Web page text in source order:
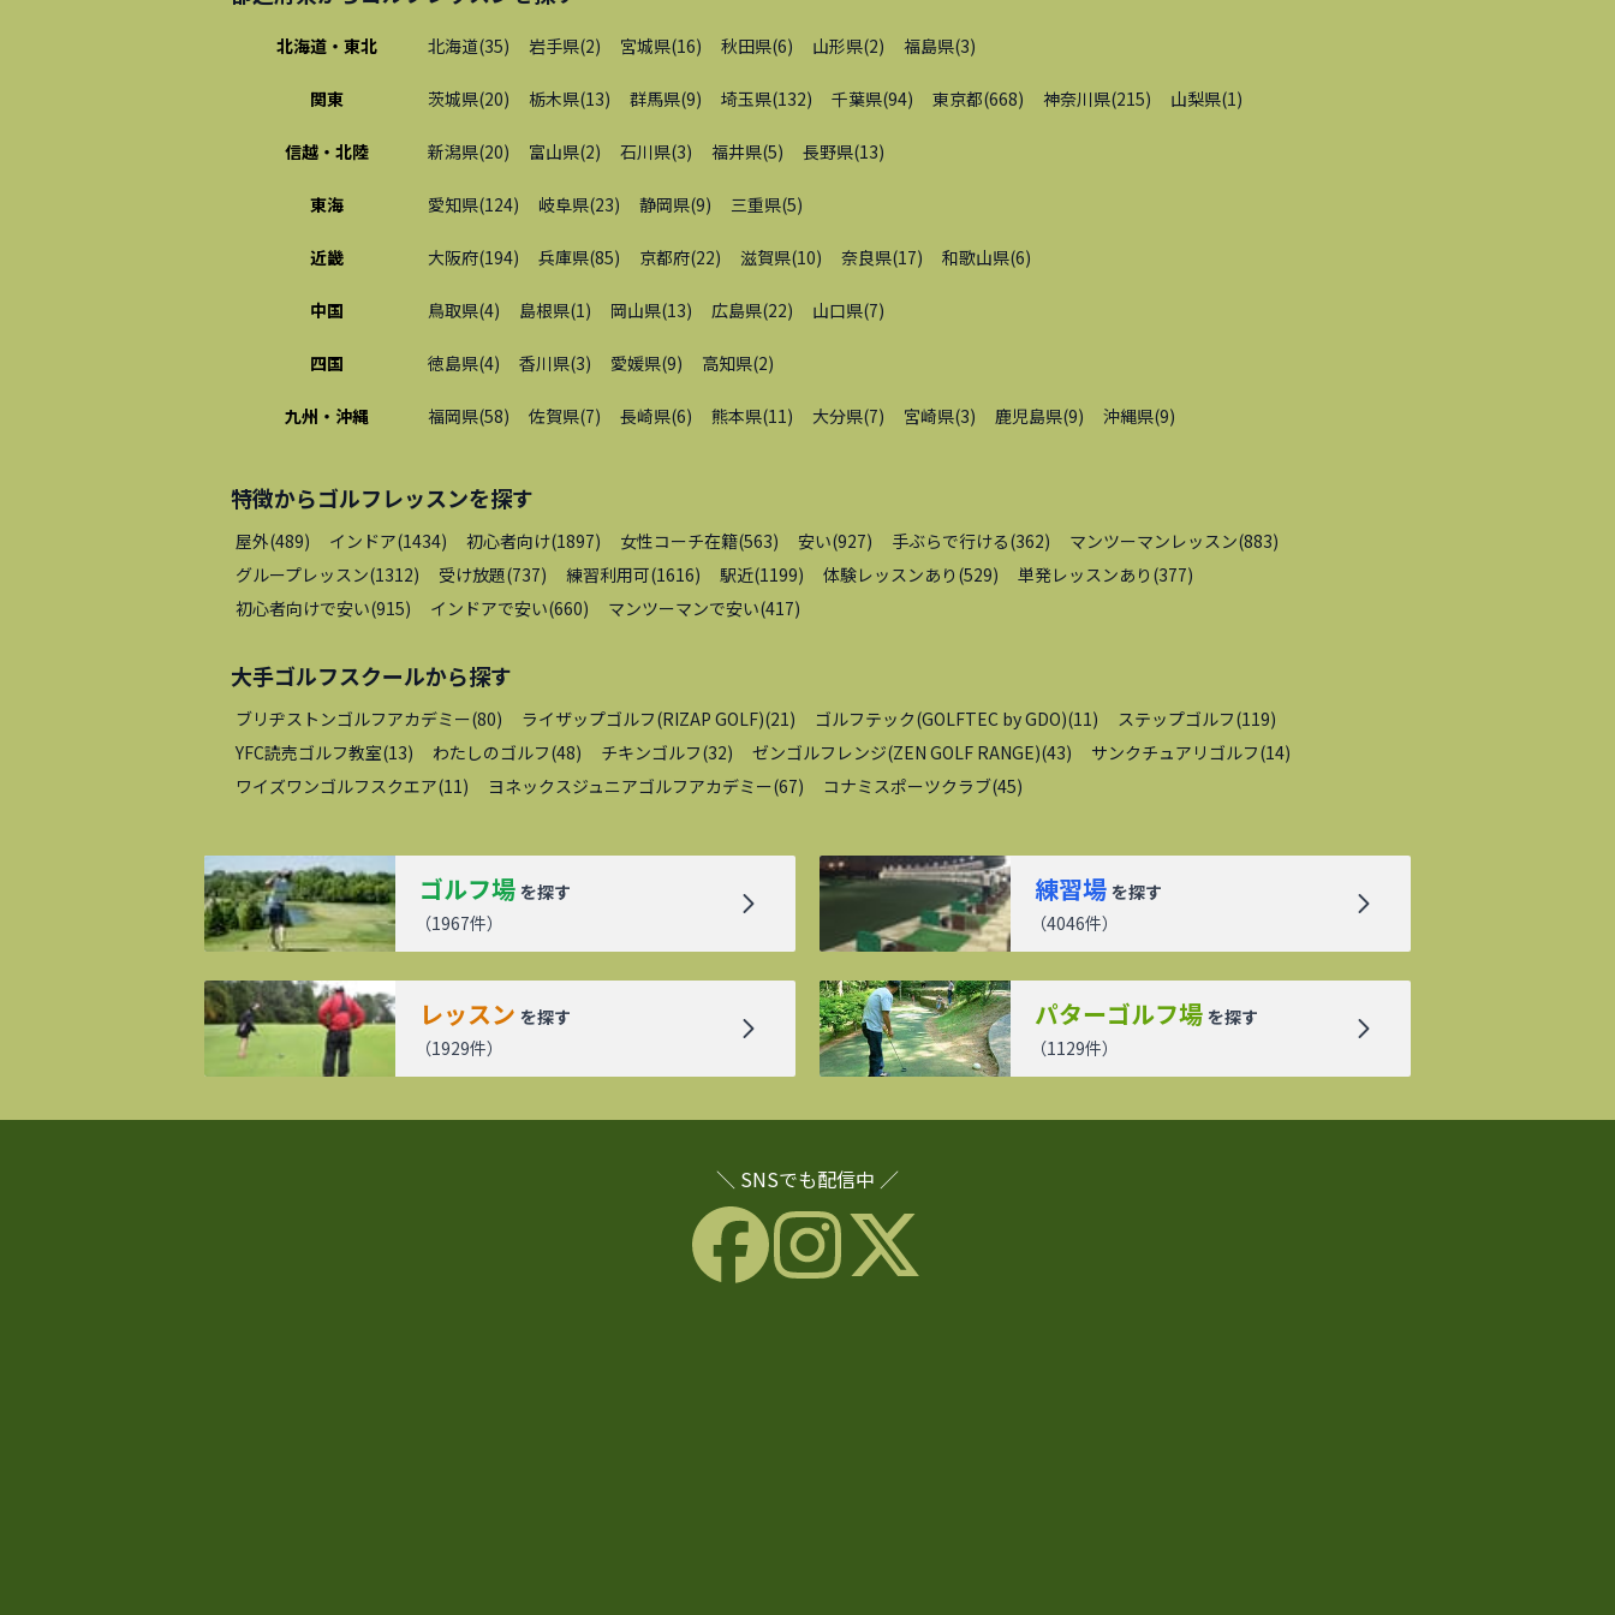
北海道・東北 北海道(35) 岩手県(2) 宮城県(16) 秋田県(6) 山形県(2) 福島県(3)
関東 茨城県(20) 栃木県(13) 群馬県(9) 埼玉県(132) 千葉県(94) 東京都(668) 神奈川県(215) 山梨県(1)
信越・北陸 新潟県(20) 富山県(2) 石川県(3) 福井県(5) 長野県(13)
東海 愛知県(124) 岐阜県(23) 静岡県(9) 三重県(5)
近畿 大阪府(194) 兵庫県(85) 京都府(22) 滋賀県(10) 奈良県(17) 和歌山県(6)
中国 鳥取県(4) 島根県(1) 岡山県(13) 広島県(22) 山口県(7)
四国 徳島県(4) 香川県(3) 愛媛県(9) 高知県(2)
九州・沖縄 福岡県(58) 佐賀県(7) 長崎県(6) 熊本県(11) 大分県(7) 宮崎県(3) 鹿児島県(9) 沖縄県(9)
特徴からゴルフレッスンを探す
屋外(489) インドア(1434) 初心者向け(1897) 女性コーチ在籍(563) 安い(927) 手ぶらで行ける(362) マンツーマンレッスン(883)
グループレッスン(1312) 受け放題(737) 練習利用可(1616) 駅近(1199) 体験レッスンあり (529) 単発レッスンあり (377)
初心者向けで安い(915) インドアで安い(660) マンツーマンで安い(417)
大手ゴルフスクールから探す
ブリヂストンゴルフアカデミー(80) ライザップゴルフ(RIZAP GOLF)(21) ゴルフテック(GOLFTEC by GDO)(11) ステップゴルフ(119)
YFC読売ゴルフ教室(13) わたしのゴルフ(48) チキンゴルフ(32) ゼンゴルフレンジ(ZEN GOLF RANGE)(43) サンクチュアリゴルフ(14)
ワイズワンゴルフスクエア(11) ヨネックスジュニアゴルフアカデミー(67) コナミスポーツクラブ(45)
ゴルフ場 を探す
（1967件）
練習場 を探す
（4046件）
レッスン を探す
（1929件）
パターゴルフ場 を探す
（1129件）
＼ SNSでも配信中 ／